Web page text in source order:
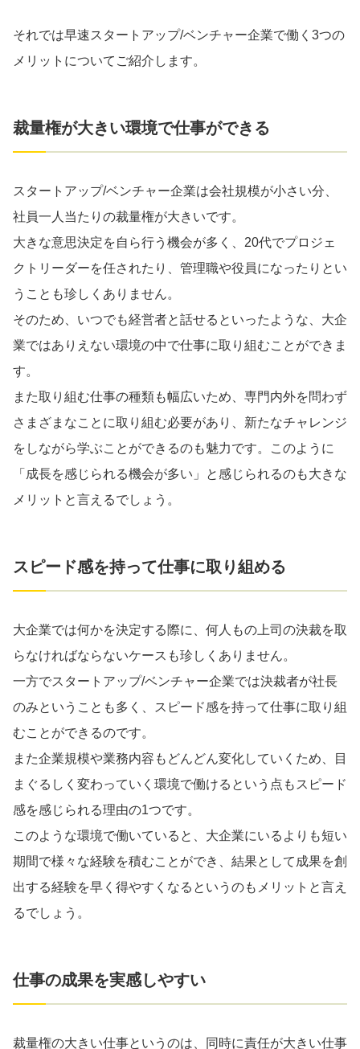
それでは早速スタートアップ/ベンチャー企業で働く3つの
メリットについてご紹介します。
裁量権が大きい環境で仕事ができる
スタートアップ/ベンチャー企業は会社規模が小さい分、
社員一人当たりの裁量権が大きいです。
大きな意思決定を自ら行う機会が多く、20代でプロジェ
クトリーダーを任されたり、管理職や役員になったりとい
うことも珍しくありません。
そのため、いつでも経営者と話せるといったような、大企
業ではありえない環境の中で仕事に取り組むことができま
す。
また取り組む仕事の種類も幅広いため、専門内外を問わず
さまざまなことに取り組む必要があり、新たなチャレンジ
をしながら学ぶことができるのも魅力です。このように
「成長を感じられる機会が多い」と感じられるのも大きな
メリットと言えるでしょう。
スピード感を持って仕事に取り組める
大企業では何かを決定する際に、何人もの上司の決裁を取
らなければならないケースも珍しくありません。
一方でスタートアップ/ベンチャー企業では決裁者が社長
のみということも多く、スピード感を持って仕事に取り組
むことができるのです。
また企業規模や業務内容もどんどん変化していくため、目
まぐるしく変わっていく環境で働けるという点もスピード
感を感じられる理由の1つです。
このような環境で働いていると、大企業にいるよりも短い
期間で様々な経験を積むことができ、結果として成果を創
出する経験を早く得やすくなるというのもメリットと言え
るでしょう。
仕事の成果を実感しやすい
裁量権の大きい仕事というのは、同時に責任が大きい仕事